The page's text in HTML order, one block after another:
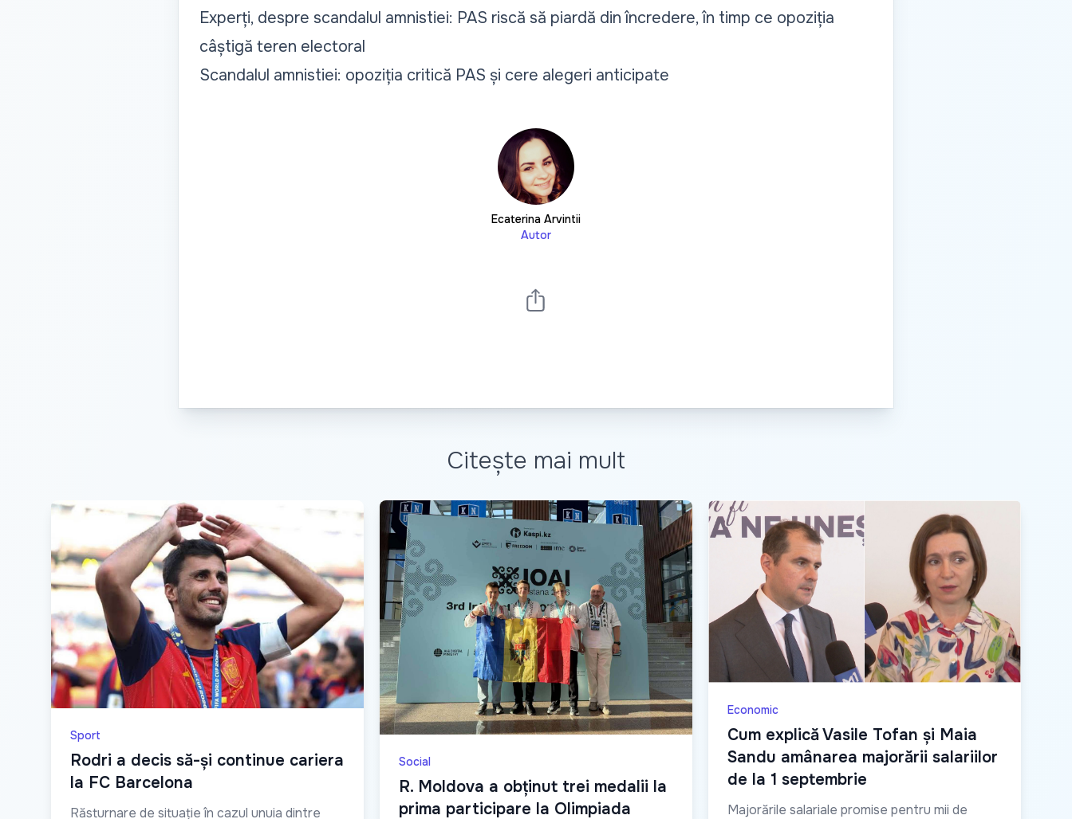
Experți, despre scandalul amnistiei: PAS riscă să piardă din încredere, în timp ce opoziția
câștigă teren electoral
Scandalul amnistiei: opoziția critică PAS și cere alegeri anticipate
Ecaterina Arvintii
Autor
Citește mai mult
Sport
Rodri a decis să-și continue cariera
la FC Barcelona
Răsturnare de situație în cazul unuia dintre
Social
R. Moldova a obținut trei medalii la
prima participare la Olimpiada
Economic
Cum explică Vasile Tofan și Maia
Sandu amânarea majorării salariilor
de la 1 septembrie
Majorările salariale promise pentru mii de